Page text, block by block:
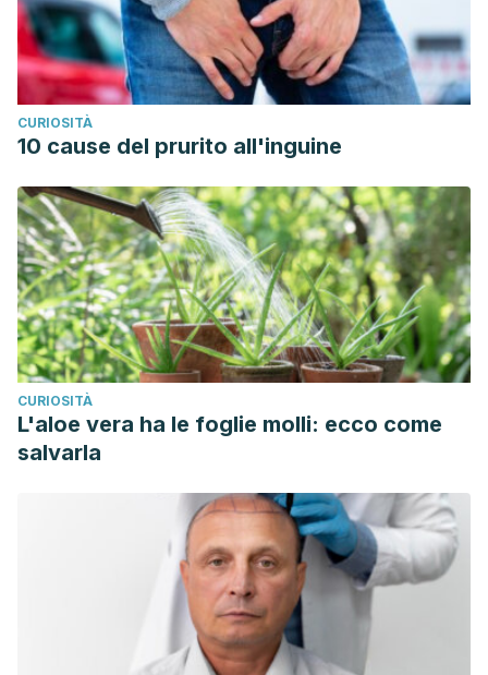
CURIOSITÀ
10 cause del prurito all'inguine
CURIOSITÀ
L'aloe vera ha le foglie molli: ecco come
salvarla